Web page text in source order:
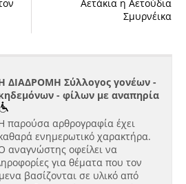
Αετάκια η Αετούδια
Σμυρνέικα
ΔΙΑΔΡΟΜΗ Σύλλογος γονέων -
- φίλων με αναπηρία
παρούσα αρθρογραφία έχει
ενημερωτικό χαρακτήρα.
αναγνώστης οφείλει να
για θέματα που τον
βασίζονται σε υλικό από